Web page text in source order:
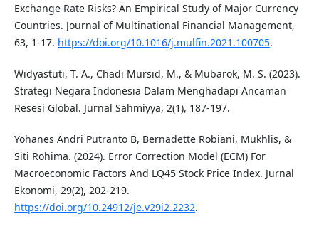
Exchange Rate Risks? An Empirical Study of Major Currency
Countries. Journal of Multinational Financial Management,
63, 1-17. https://doi.org/10.1016/j.mulfin.2021.100705.
Widyastuti, T. A., Chadi Mursid, M., & Mubarok, M. S. (2023).
Strategi Negara Indonesia Dalam Menghadapi Ancaman
Resesi Global. Jurnal Sahmiyya, 2(1), 187-197.
Yohanes Andri Putranto B, Bernadette Robiani, Mukhlis, &
Siti Rohima. (2024). Error Correction Model (ECM) For
Macroeconomic Factors And LQ45 Stock Price Index. Jurnal
Ekonomi, 29(2), 202-219.
https://doi.org/10.24912/je.v29i2.2232.